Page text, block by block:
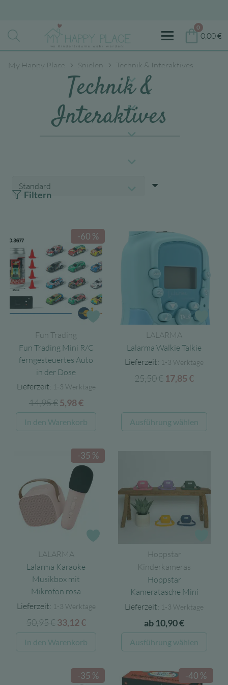
0
0,00€
My Happy Place Spielen Technik & Interaktives
Technik &
Interaktives
Filtern
-60 %
Fun Trading
Fun Trading Mini R/C
ferngesteuertes Auto
in der Dose
Lieferzeit: 1-3 Werktage
14,95€ Ursprünglicher
Preis
war:
5,98€Aktueller
Preis
ist:
In den Warenkorb
LALARMA
Lalarma Walkie Talkie
Lieferzeit: 1-3 Werktage
25,50€ Ursprünglicher
25,50 €
17,85€
17,85 €.
Ausführung wählen
Die
-35 %
LALARMA
Lalarma Karaoke
Musikbox mit
Mikrofon rosa
Lieferzeit: 1-3 Werktage
50,95€ Ursprünglicher
Preis
war:
33,12€Aktueller
Preis
ist:
In den Warenkorb
Hoppstar
Kinderkameras
Hoppstar
Kameratasche Mini
Lieferzeit: 1-3 Werktage
ab 10,90€
Ausführung wählen
-35 % -40 %